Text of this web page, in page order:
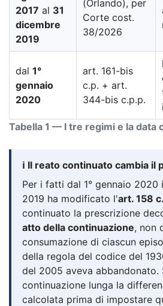
Tabella 1 — I tre regimi e la data
2017 al 31
dicembre
2019
(Orlando), per
Corte cost.
38/2026
dal 1°
gennaio
2020
art. 161-bis
c.p. + art.
344-bis c.p.p.
ℹ️ Il reato continuato cambia il
Per i fatti dal 1° gennaio
2019 ha modificato l'art. 158
continuato la prescrizione
atto della continuazione, non
consumazione di ciascun
della regola del codice del
del 2005 aveva abbandonato.
continuazione lunga la
calcolata prima di impostare